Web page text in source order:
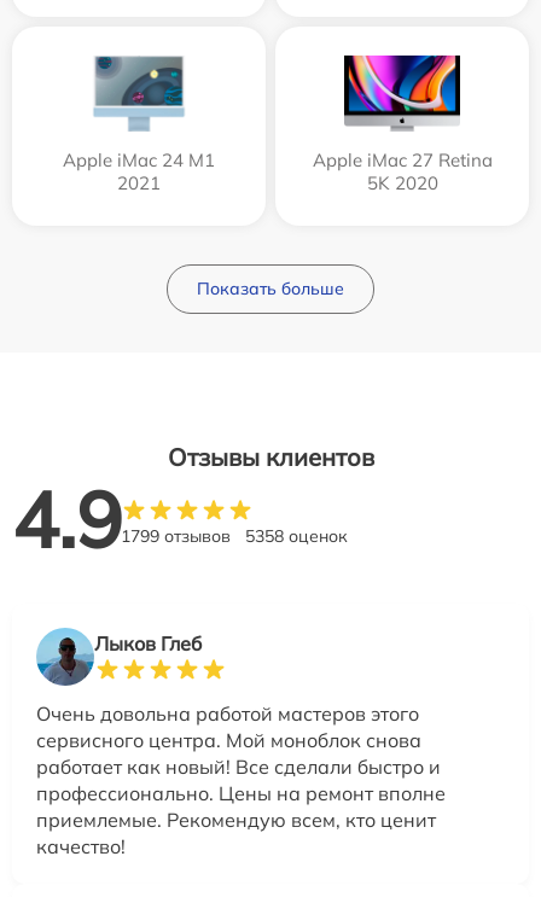
Apple iMac 24 M1
2021
Apple iMac 27 Retina
5K 2020
Показать больше
Отзывы клиентов
4.91799 отзывов 5358 оценок
Лыков Глеб
Очень довольна работой мастеров этого
сервисного центра. Мой моноблок снова
работает как новый! Все сделали быстро и
профессионально. Цены на ремонт вполне
приемлемые. Рекомендую всем, кто ценит
качество!